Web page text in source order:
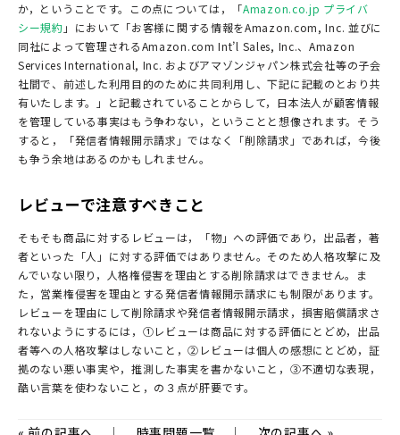
か，ということです。この点については，「Amazon.co.jp プライバ
シー規約 」において「お客様に関する情報をAmazon.com, Inc. 並びに
同社によって管理されるAmazon.com Int’l Sales, Inc.、Amazon
Services International, Inc. およびアマゾンジャパン株式会社等の子会
社間で、前述した利用目的のために共同利用し、下記に記載のとおり共
有いたします。」と記載されていることからして，日本法人が顧客情報
を管理している事実はもう争わない，ということと想像されます。そう
すると，「発信者情報開示請求」ではなく「削除請求」であれば，今後
も争う余地はあるのかもしれません。
レビューで注意すべきこと
そもそも商品に対するレビューは，「物」への評価であり，出品者，著
者といった「人」に対する評価ではありません。そのため人格攻撃に及
んでいない限り，人格権侵害を理由とする削除請求はできません。ま
た，営業権侵害を理由とする発信者情報開示請求にも制限があります。
レビューを理由にして削除請求や発信者情報開示請求，損害賠償請求さ
れないようにするには，①レビューは商品に対する評価にとどめ，出品
者等への人格攻撃はしないこと，②レビューは個人の感想にとどめ，証
拠のない悪い事実や，推測した事実を書かないこと，③不適切な表現，
酷い言葉を使わないこと，の３点が肝要です。